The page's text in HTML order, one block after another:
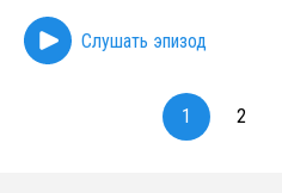
Слушать эпизод
1 2